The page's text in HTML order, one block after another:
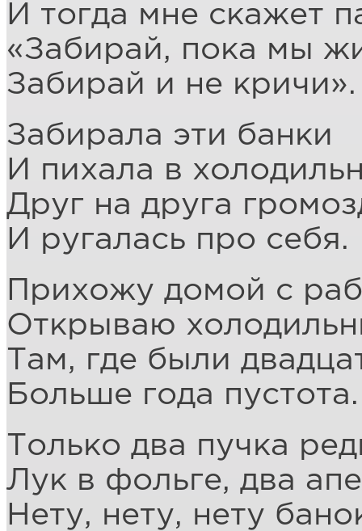
И тогда мне скажет
«Забирай, пока мы
Забирай и не кричи».
Забирала эти банки
И пихала в
Друг на друга
И ругалась про себя.
Прихожу домой с
Открываю
Там, где были
Больше года пустота.
Только два пучка
Лук в фольге, два
Нету, нету, нету